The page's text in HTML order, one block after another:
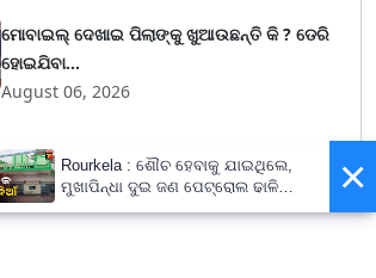
ମୋବାଇଲ୍ ଦେଖାଇ ପିଲାଙ୍କୁ ଖୁଆଉଛନ୍ତି କି ? ଡେରି
ହୋଇଯିବା...
August 06, 2026
×
Rourkela : ଶୌଚ ହେବାକୁ ଯାଇଥିଲେ,
ମୁଖାପିନ୍ଧା ଦୁଇ ଜଣ ପେଟ୍ରୋଲ ଢାଳି